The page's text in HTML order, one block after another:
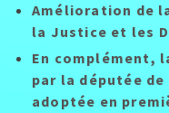
Amélioration de
la Justice et les
En complément,
par la députée
adoptée en